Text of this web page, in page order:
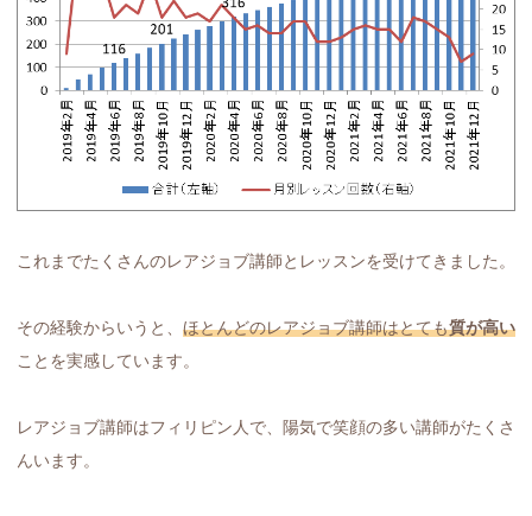
これまでたくさんのレアジョブ講師とレッスンを受けてきました。
その経験からいうと、 ほとんどのレアジョブ講師はとても質が高い
ことを実感しています。
レアジョブ講師はフィリピン人で、陽気で笑顔の多い講師がたくさ
んいます。